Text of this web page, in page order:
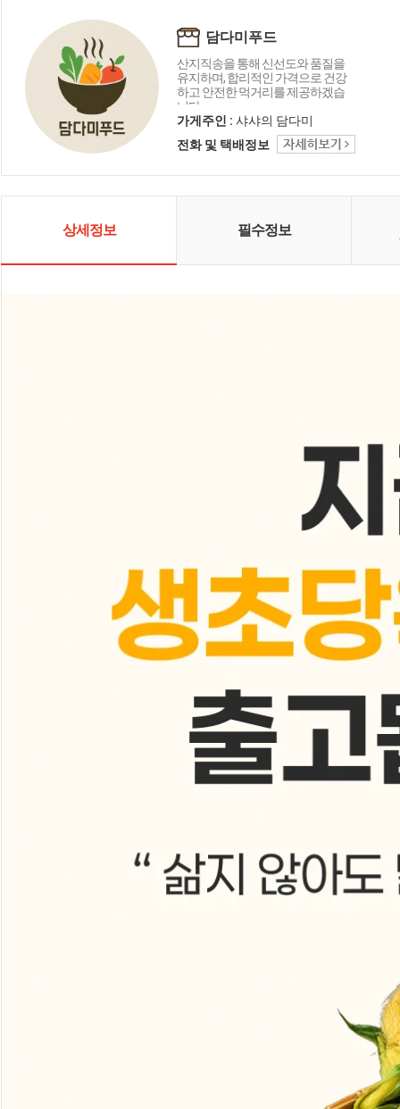
담다미푸드
산지직송을 통해 신선도와 품질을
유지하며, 합리적인 가격으로 건강
하고 안전한 먹거리를 제공하겠습
니다.
가게주인 : 샤샤의 담다미
전화 및 택배정보
상세정보 필수정보